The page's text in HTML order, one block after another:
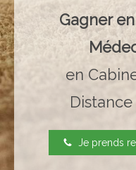
Gagner
en
Je prends